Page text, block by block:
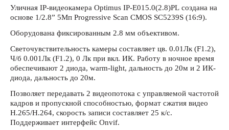
Уличная IP-видеокамера Optimus IP-E015.0(2.8)PL создана на
основе 1/2.8” 5Мп Progressive Scan CMOS SC5239S (16:9).
Оборудована фиксированным 2.8 мм объективом.
Светочувствительность камеры составляет цв. 0.01Лк (F1.2),
Ч/б 0.001Лк (F1.2), 0 Лк при вкл. ИК. Работу в ночное время
обеспечивают 2 диода, warm-light, дальность до 20м и 2 ИК-
диода, дальность до 20м.
Позволяет передавать 2 видеопотока с управляемой частотой
кадров и пропускной способностью, формат сжатия видео
H.265/H.264, скорость записи составляет 25 к/с.
Поддерживает интерфейс Onvif.